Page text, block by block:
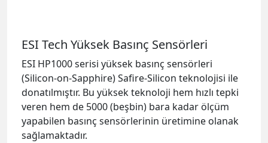
ESI Tech Yüksek Basınç Sensörleri
ESI HP1000 serisi yüksek basınç sensörleri
(Silicon-on-Sapphire) Safire-Silicon teknolojisi ile
donatılmıştır. Bu yüksek teknoloji hem hızlı tepki
veren hem de 5000 (beşbin) bara kadar ölçüm
yapabilen basınç sensörlerinin üretimine olanak
sağlamaktadır.